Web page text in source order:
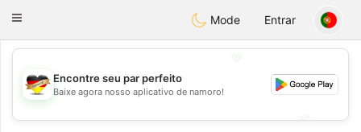
DeutschDating
Toggle
Mode Entrar
💖
💕
Encontre seu par perfeito
Baixe agora nosso aplicativo de namoro!